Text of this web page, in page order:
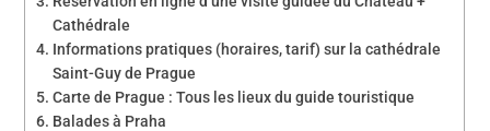
Cathédrale
Informations pratiques (horaires, tarif) sur la cathédrale
Saint-Guy de Prague
Carte de Prague : Tous les lieux du guide touristique
Balades à Praha